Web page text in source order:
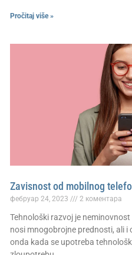
Pročitaj više »
Zavisnost od mobilnog
фебруар 24, 2023 2 коментара
Tehnološki razvoj je
nosi mnogobrojne prednosti, ali i
onda kada se upotreba